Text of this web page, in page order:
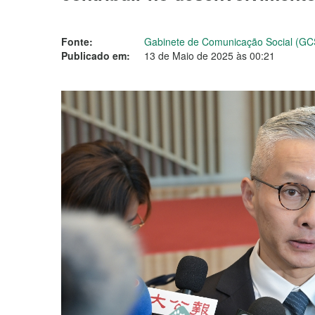
Fonte:
Gabinete de Comunicação Social
Publicado em:
13 de Maio de 2025 às 00:21